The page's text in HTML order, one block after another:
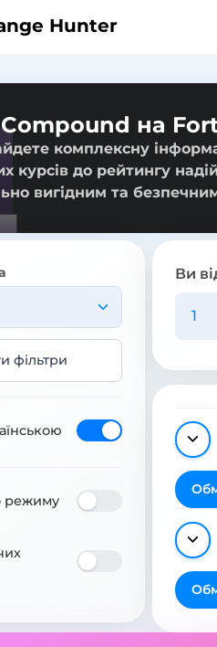
Hunter
на
комплексну
курсів до рейтингу
вигідним та
фільтри
режиму
Ви